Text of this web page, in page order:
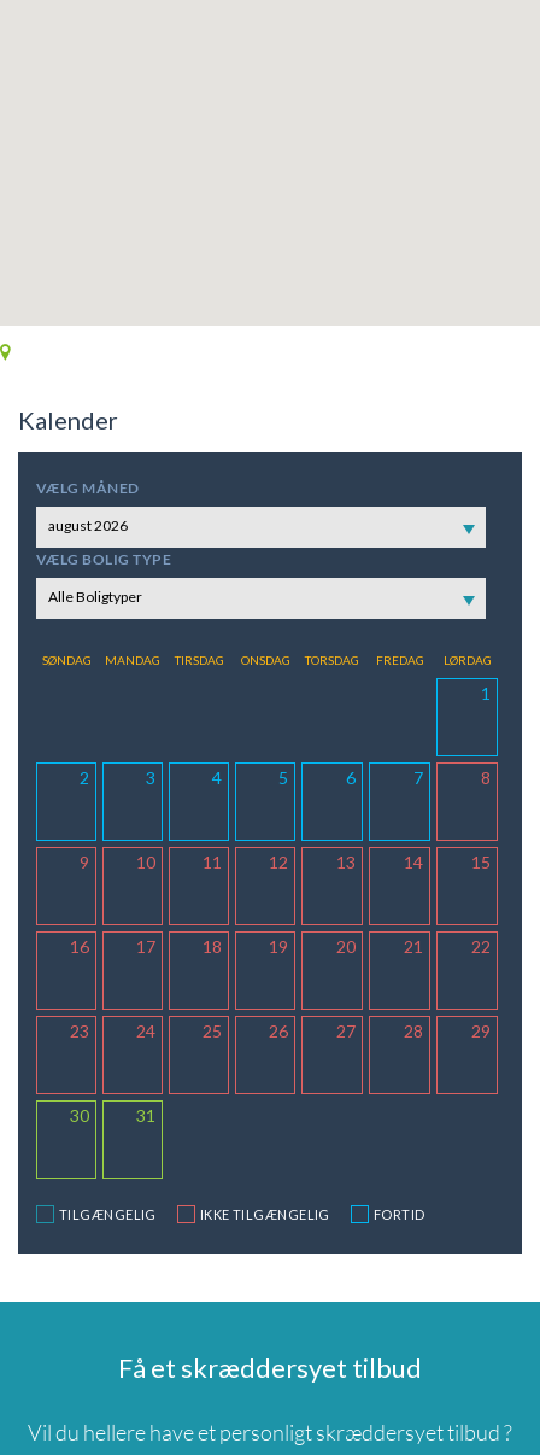
Kalender
VÆLG MÅNED
august 2026
VÆLG BOLIG TYPE
Alle Boligtyper
SØNDAG MANDAG TIRSDAG ONSDAG TORSDAG FREDAG LØRDAG
1
2 3 4 5 6 7 8
9 10 11 12 13 14 15
16 17 18 19 20 21 22
23 24 25 26 27 28 29
30 31
TILGÆNGELIG IKKE TILGÆNGELIG FORTID
Få et skræddersyet tilbud
Vil du hellere have et personligt skræddersyet tilbud ?